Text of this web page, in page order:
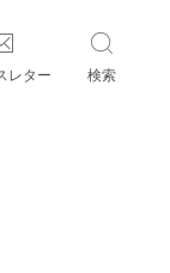
レター 検索